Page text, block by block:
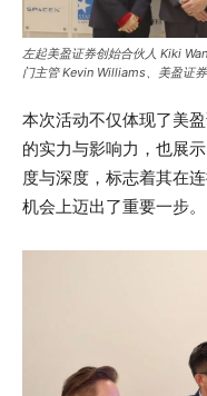
左起美盈证券创始合伙人 Kiki
门主管 Kevin Williams、美盈证
本次活动不仅体现了美
的实力与影响力，也展
度与深度，标志着其在
机会上迈出了重要一步。